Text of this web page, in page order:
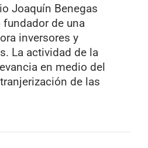
Joaquín Benegas
de una
inversores y
La actividad de la
en medio del
de las